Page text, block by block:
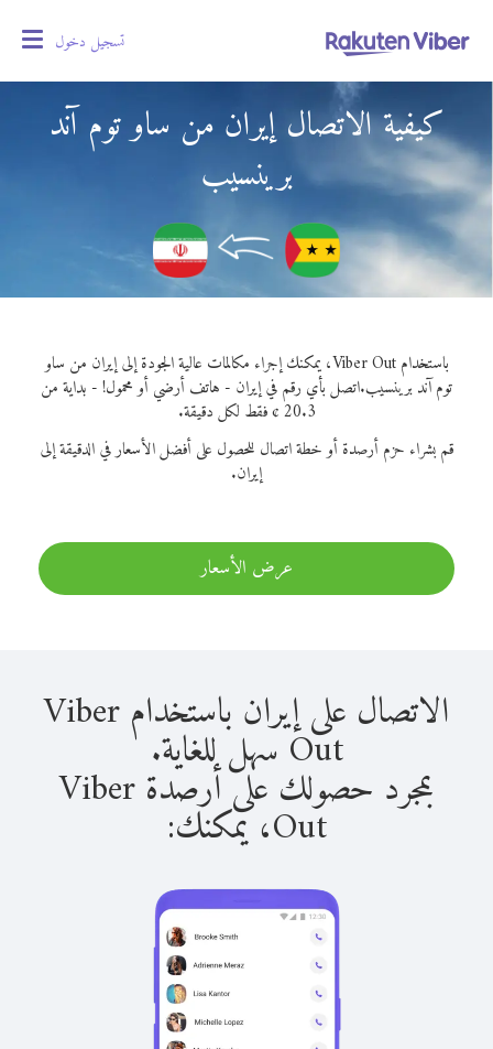
تسجيل دخول
كيفية الاتصال إيران من ساو توم آند
برينسيب
باستخدام Viber Out، يمكنك إجراء مكالمات عالية الجودة إلى إيران من ساو
توم آند برينسيب.اتصل بأي رقم في إيران - هاتف أرضي أو محمول! - بداية من
20.3 ¢ فقط لكل دقيقة.
قم بشراء حزم أرصدة أو خطة اتصال للحصول على أفضل الأسعار في الدقيقة إلى
إيران.
عرض الأسعار
الاتصال على إيران باستخدام Viber
Out سهل للغاية.
بمجرد حصولك على أرصدة Viber
Out، يمكنك: